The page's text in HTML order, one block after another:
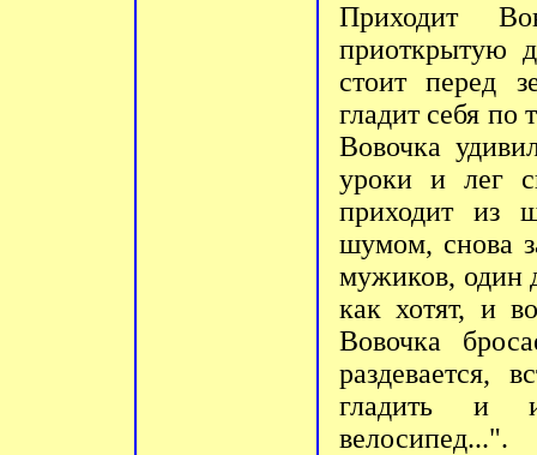
Приходит
приоткрытую
стоит перед
гладит себя
Вовочка
уроки и лег
приходит из
шумом, снова
мужиков, один
как хотят, и
Вовочка
раздевается,
гладить и
велосипед...".